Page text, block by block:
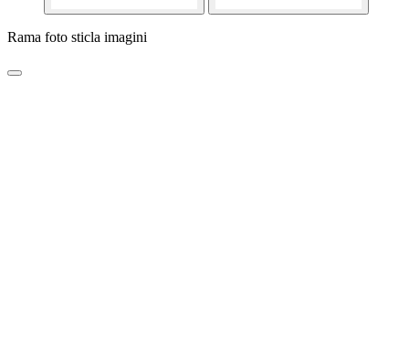
Rama foto sticla imagini